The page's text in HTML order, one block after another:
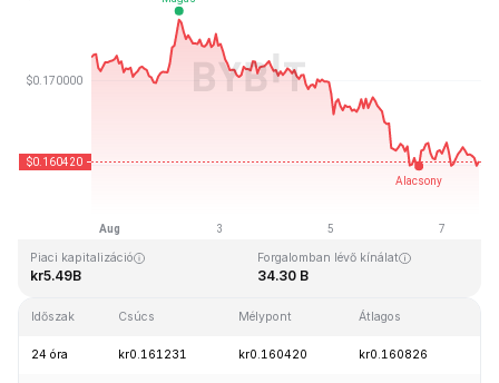
kr0.875563 kr0.000476
Piaci kapitalizáció
kr5.49B
Forgalomban lévő kínálat
34.30 B
Időszak Csúcs Mélypont Átlagos
24 óra kr0.161231 kr0.160420 kr0.160826